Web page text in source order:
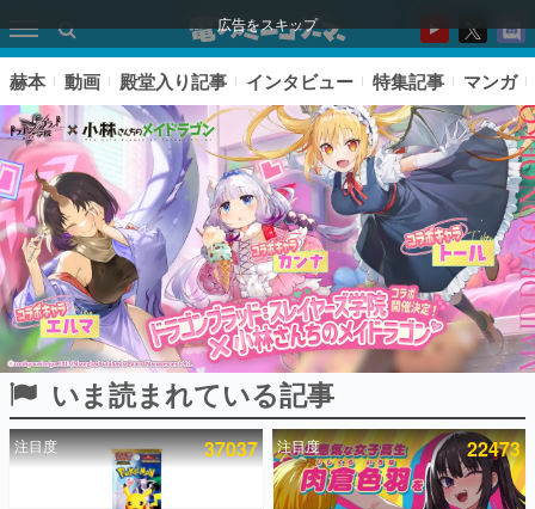
広告をスキップ
ピックアップ
電ファミのいま読まれている記事ランキング
赫本 動画 殿堂入り記事 インタビュー 特集記事 マンガ
いま読まれている記事
注目度 37037 注目度 22473